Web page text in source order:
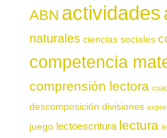
ABN actividades
naturales ciencias sociales
competencia
comprensión lectora
descomposición divisiones
juego lectoescritura lectura